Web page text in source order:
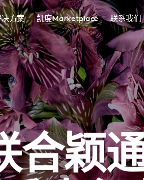
决方案 凯度Marketplace 联系我们
合颖